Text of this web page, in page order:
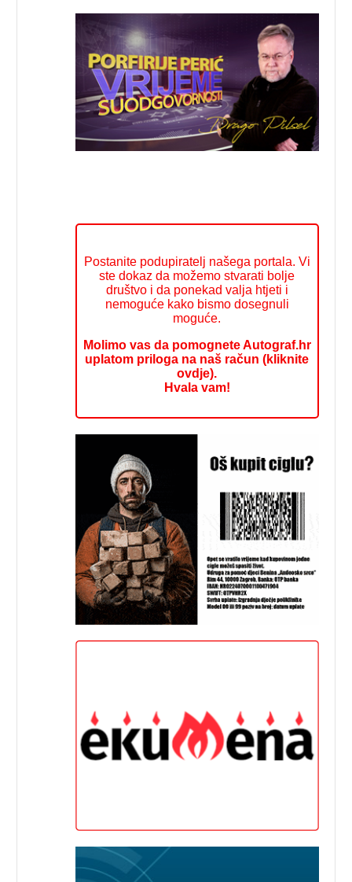
Postanite podupiratelj našega portala. Vi
ste dokaz da možemo stvarati bolje
društvo i da ponekad valja htjeti i
nemoguće kako bismo dosegnuli
moguće.
Molimo vas da pomognete Autograf.hr
uplatom priloga na naš račun (kliknite
ovdje).
Hvala vam!